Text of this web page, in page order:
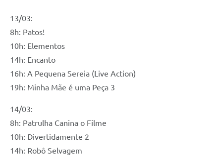
13/03:
8h: Patos!
10h: Elementos
14h: Encanto
16h: A Pequena Sereia (Live Action)
19h: Minha Mãe é uma Peça 3
14/03:
8h: Patrulha Canina o Filme
10h: Divertidamente 2
14h: Robô Selvagem